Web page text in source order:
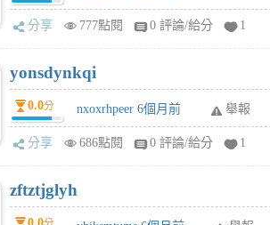
分享 777點閱 0 評論/給分 1
yonsdynkqi
0.0分 nxoxrhpeer 6個月前 舉報
分享 686點閱 0 評論/給分 1
zftztjglyh